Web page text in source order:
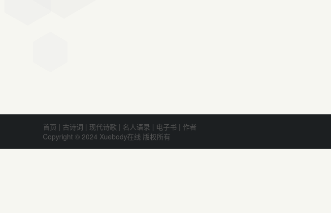
首页 | 古诗词 | 现代诗歌 | 名人语录 | 电子书 | 作者
Copyright © 2024 Xuebody在线 版权所有